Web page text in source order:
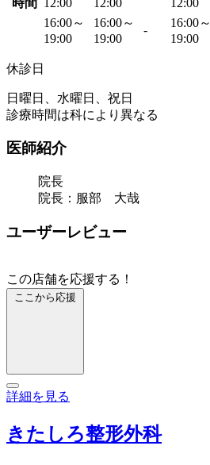
16:00～
19:00
16:00～
19:00
-
16:00～
19:00
休診日
日曜日、水曜日、祝日
診療時間は科により異なる
医師紹介
院長
院長：服部 大哉
ユーザーレビュー
この店舗を応援する！
ここから応援
詳細を見る
きたしろ整形外科